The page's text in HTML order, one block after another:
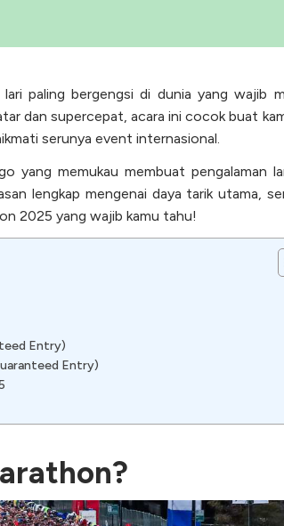
paling bergengsi di dunia yang wajib
dan supercepat, acara ini cocok buat
serunya event internasional.
yang memukau membuat pengalaman
lengkap mengenai daya tarik utama,
2025 yang wajib kamu tahu!
Entry)
Entry)